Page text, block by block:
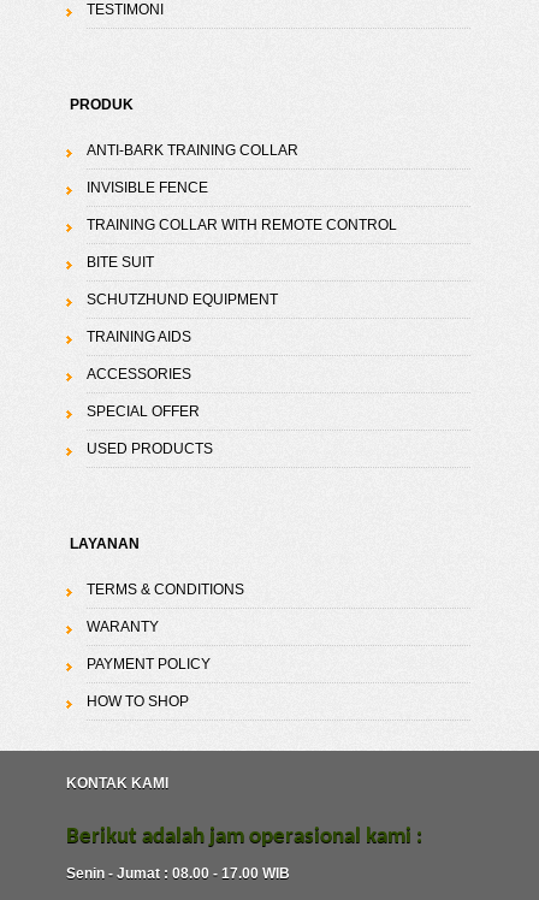
TESTIMONI
PRODUK
ANTI-BARK TRAINING COLLAR
INVISIBLE FENCE
TRAINING COLLAR WITH REMOTE CONTROL
BITE SUIT
SCHUTZHUND EQUIPMENT
TRAINING AIDS
ACCESSORIES
SPECIAL OFFER
USED PRODUCTS
LAYANAN
TERMS & CONDITIONS
WARANTY
PAYMENT POLICY
HOW TO SHOP
KONTAK KAMI
Berikut adalah jam operasional kami :
Senin - Jumat : 08.00 - 17.00 WIB